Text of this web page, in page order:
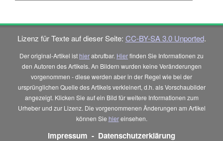
Lizenz für Texte auf dieser Seite: CC-BY-SA 3.0 Unported.
Der original-Artikel ist hierabrufbar. Hierfinden Sie Informationen zu
den Autoren des Artikels. An Bildern wurden keine Veränderungen
vorgenommen - diese werden aber in der Regel wie bei der
ursprünglichen Quelle des Artikels verkleinert, d.h. als Vorschaubilder
angezeigt. Klicken Sie auf ein Bild für weitere Informationen zum
Urheber und zur Lizenz. Die vorgenommenen Änderungen am Artikel
können Sie hiereinsehen.
Impressum - Datenschutzerklärung